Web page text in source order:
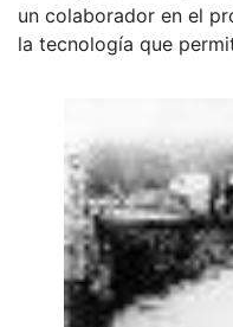
un colaborador en el
la tecnología que